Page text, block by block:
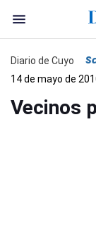
Diario de Cuyo
14 de mayo de
Vecinos